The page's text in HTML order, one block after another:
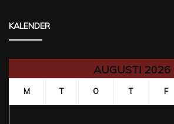
KALENDER
AUGUSTI 2026
M T O T F